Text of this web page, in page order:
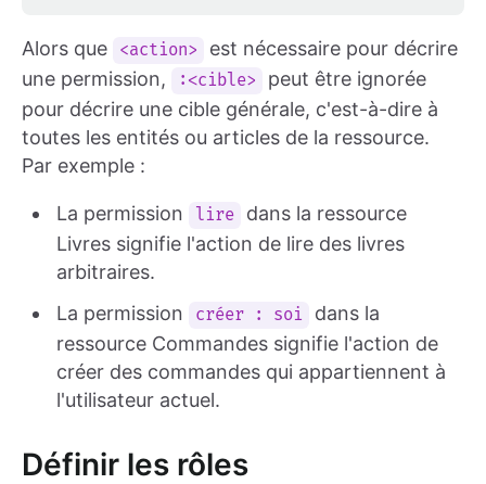
Alors que <action>
est nécessaire pour décrire
une permission,
:<cible>
peut être ignorée
pour décrire une cible générale, c'est-à-dire à
toutes les entités ou articles de la ressource.
Par exemple :
La permission lire
dans la ressource
Livres signifie l'action de lire des livres
arbitraires.
La permission
créer : soi
dans la
ressource Commandes signifie l'action de
créer des commandes qui appartiennent à
l'utilisateur actuel.
Définir les rôles